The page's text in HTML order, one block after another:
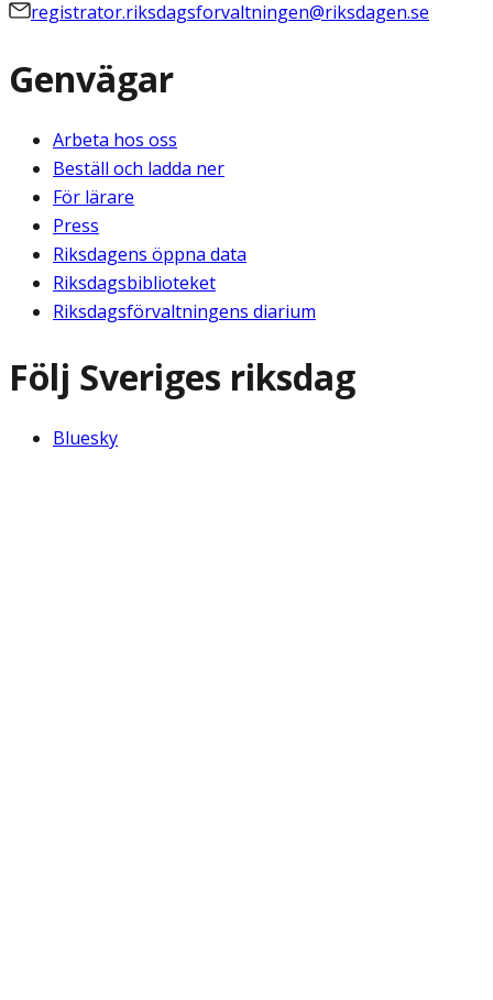
registrator.riksdagsforvaltningen@riksdagen.se
Genvägar
Arbeta hos oss
Beställ och ladda ner
För lärare
Press
Riksdagens öppna data
Riksdagsbiblioteket
Riksdagsförvaltningens diarium
Följ Sveriges riksdag
Bluesky